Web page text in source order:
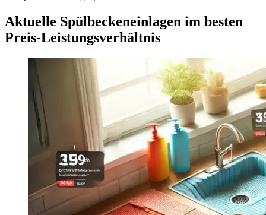
Aktuelle Spülbeckeneinlagen im besten
Preis-Leistungsverhältnis